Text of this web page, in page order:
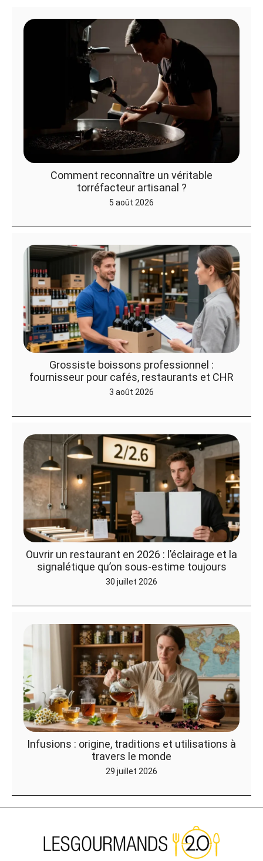
Comment reconnaître un véritable
torréfacteur artisanal ?
5 août 2026
Grossiste boissons professionnel :
fournisseur pour cafés, restaurants et CHR
3 août 2026
Ouvrir un restaurant en 2026 : l’éclairage et la
signalétique qu’on sous-estime toujours
30 juillet 2026
Infusions : origine, traditions et utilisations à
travers le monde
29 juillet 2026